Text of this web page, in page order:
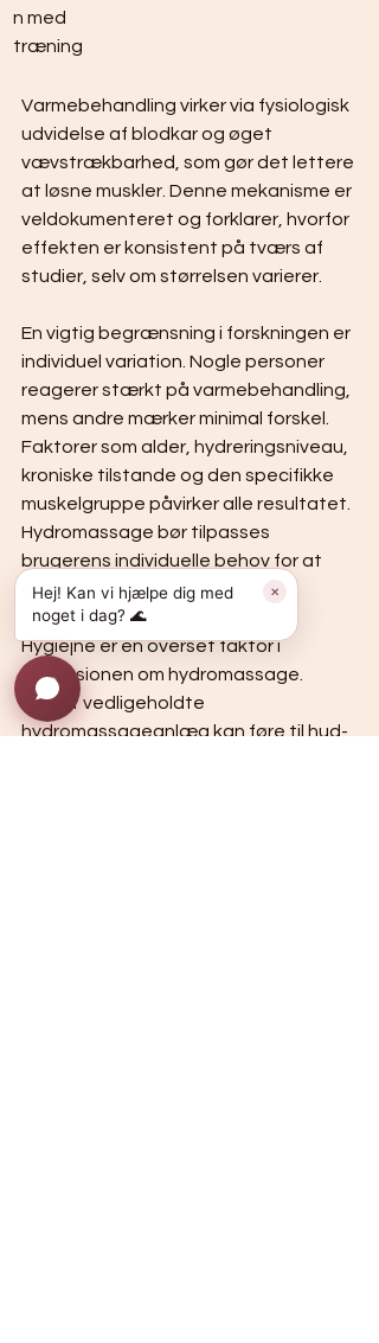
n med
træning
Varmebehandling virker via fysiologisk
udvidelse af blodkar og øget
vævstrækbarhed, som gør det lettere
at løsne muskler. Denne mekanisme er
veldokumenteret og forklarer, hvorfor
effekten er konsistent på tværs af
studier, selv om størrelsen varierer.
En vigtig begrænsning i forskningen er
individuel variation. Nogle personer
reagerer stærkt på varmebehandling,
mens andre mærker minimal forskel.
Faktorer som alder, hydreringsniveau,
kroniske tilstande og den specifikke
muskelgruppe påvirker alle resultatet.
Hydromassage bør tilpasses
brugerens individuelle behov for at
give det bedste udbytte.
Hygiejne er en overset faktor i
diskussionen om hydromassage.
Dårligt vedligeholdte
hydromassageanlæg kan føre til hud-
Hej! Kan vi hjælpe dig med
noget i dag? 🌊
✕